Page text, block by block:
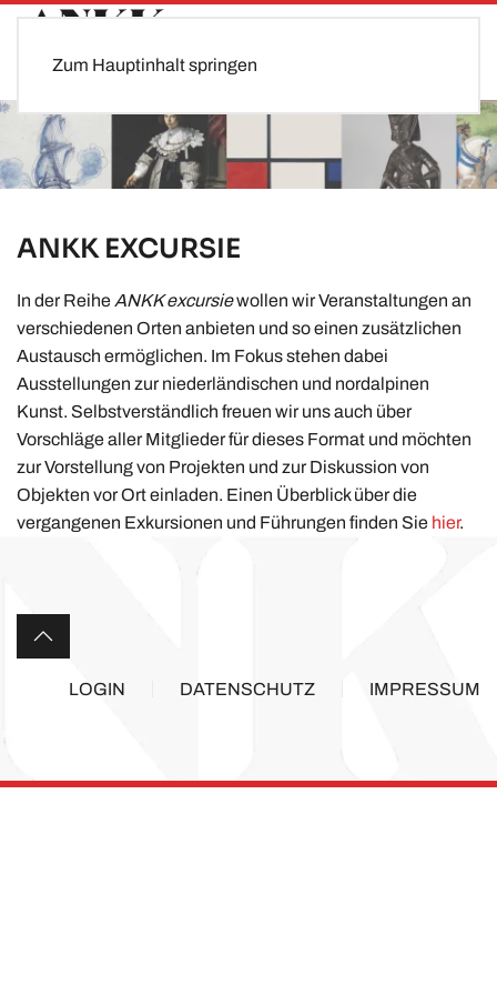
Zum Hauptinhalt springen
ANKK EXCURSIE
In der Reihe ANKK excursiewollen wir Veranstaltungen an
verschiedenen Orten anbieten und so einen zusätzlichen
Austausch ermöglichen. Im Fokus stehen dabei
Ausstellungen zur niederländischen und nordalpinen
Kunst. Selbstverständlich freuen wir uns auch über
Vorschläge aller Mitglieder für dieses Format und möchten
zur Vorstellung von Projekten und zur Diskussion von
Objekten vor Ort einladen. Einen Überblick über die
vergangenen Exkursionen und Führungen finden Sie hier.
LOGIN DATENSCHUTZ IMPRESSUM